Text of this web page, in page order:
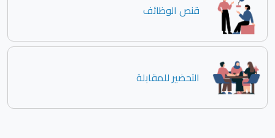
قنص الوظائف
التحضير للمقابلة